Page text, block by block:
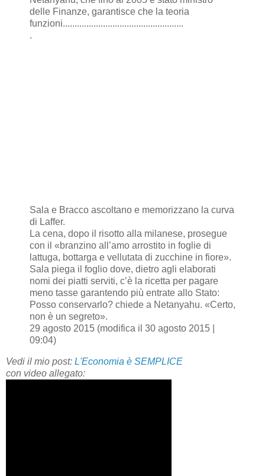
delle Finanze, garantisce che la teoria
funzioni...................................................
.
Sala e Bracco ascoltano e memorizzano la curva
di Laffer.
La cena, dopo il risotto alla milanese, prosegue
con il «branzino all’amo arrostito in foglie di
lattuga, bottarga e vellutata di zucchine in fiore».
Sala piega il foglio dove, dietro agli elaborati
nomi dei piatti serviti, c’è la ricetta per pagare
meno tasse garantendo più entrate allo Stato:
Posso conservarlo? chiede a Netanyahu. «Certo,
non è un segreto».
29 agosto 2015 (modifica il 30 agosto 2015 |
09:04)
Vedi il mio post: L'Economia è SEMPLICE
con video allegato: